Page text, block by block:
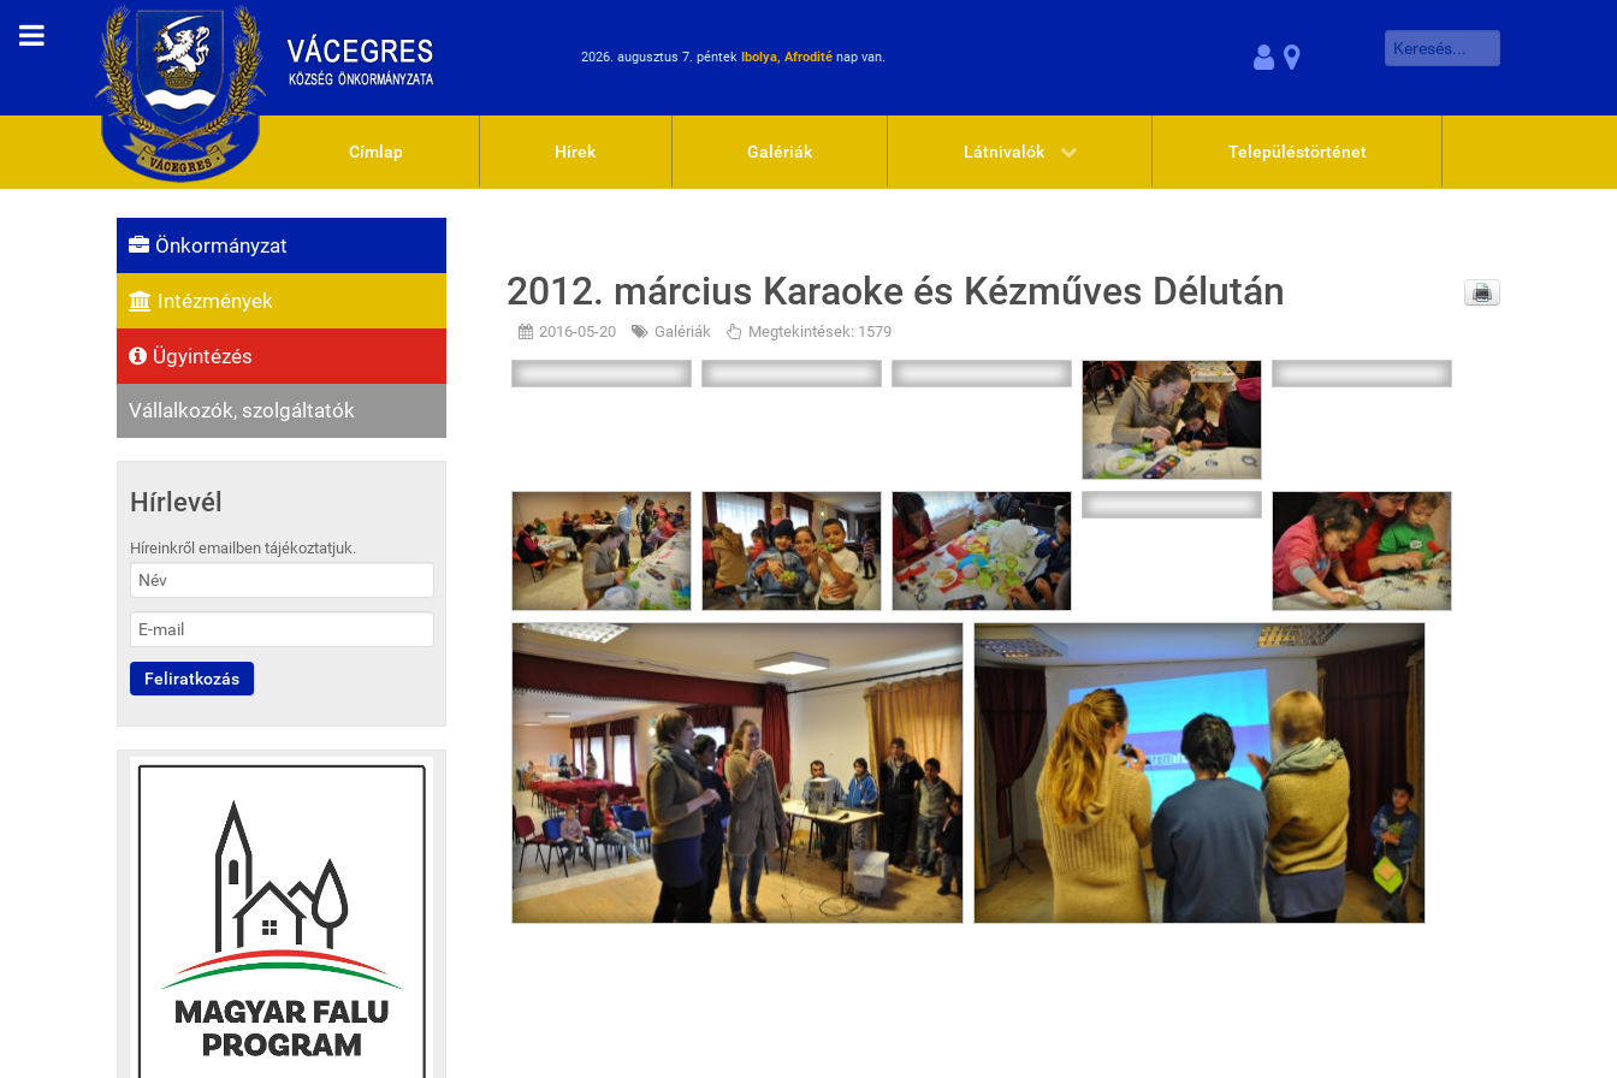
2026. augusztus 7. péntek Ibolya, Afrodité nap van.
Címlap Hírek Galériák Látnivalók Településtörténet
Önkormányzat
Intézmények
Ügyintézés
Vállalkozók, szolgáltatók
Hírlevél
Híreinkről emailben tájékoztatjuk.
2012. március Karaoke és Kézműves Délután
2016-05-20 Galériák Megtekintések: 1579